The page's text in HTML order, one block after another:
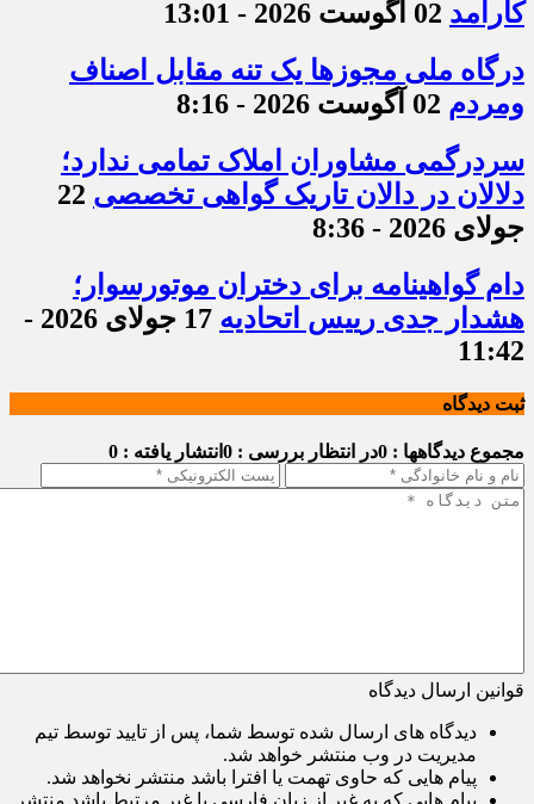
کارآمد 02 آگوست 2026 - 13:01
درگاه ملی مجوزها یک تنه مقابل اصناف
ومردم 02 آگوست 2026 - 8:16
سردرگمی مشاوران املاک تمامی ندارد؛
دلالان در دالان تاریک گواهی تخصصی 22
جولای 2026 - 8:36
دام گواهینامه برای دختران موتورسوار؛
هشدار جدی رییس اتحادیه
17 جولای 2026 -
11:42
ثبت دیدگاه
مجموع دیدگاهها : 0 در انتظار بررسی : 0 انتشار یافته : 0
قوانین ارسال دیدگاه
دیدگاه های ارسال شده توسط شما، پس از تایید توسط تیم
مدیریت در وب منتشر خواهد شد.
پیام هایی که حاوی تهمت یا افترا باشد منتشر نخواهد شد.
پیام هایی که به غیر از زبان فارسی یا غیر مرتبط باشد منتشر